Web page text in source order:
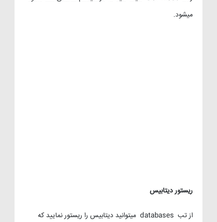
میشود.
ریستور دیتابیس
از تب databases میتوانید دیتابیس را ریستور نمایید که